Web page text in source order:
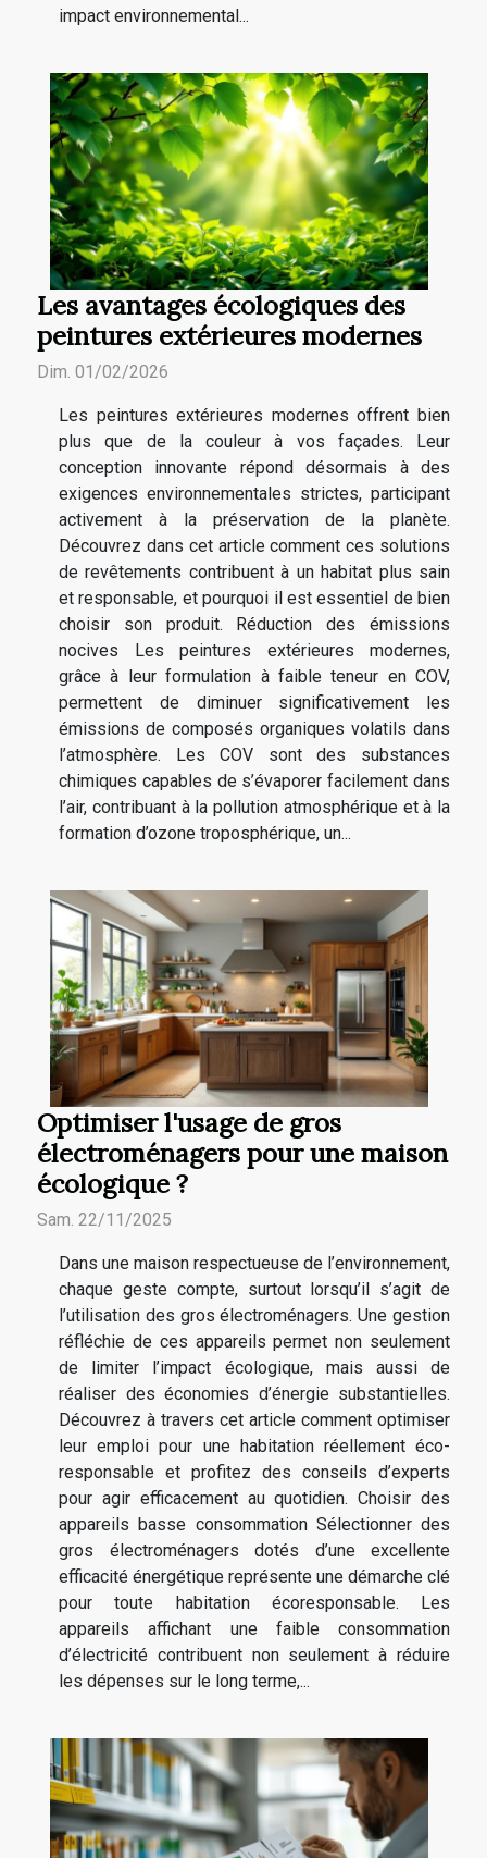
impact environnemental...
Les avantages écologiques des
peintures extérieures modernes
Dim. 01/02/2026
Les peintures extérieures modernes offrent bien
plus que de la couleur à vos façades. Leur
conception innovante répond désormais à des
exigences environnementales strictes, participant
activement à la préservation de la planète.
Découvrez dans cet article comment ces solutions
de revêtements contribuent à un habitat plus sain
et responsable, et pourquoi il est essentiel de bien
choisir son produit. Réduction des émissions
nocives Les peintures extérieures modernes,
grâce à leur formulation à faible teneur en COV,
permettent de diminuer significativement les
émissions de composés organiques volatils dans
l’atmosphère. Les COV sont des substances
chimiques capables de s’évaporer facilement dans
l’air, contribuant à la pollution atmosphérique et à la
formation d’ozone troposphérique, un...
Optimiser l'usage de gros
électroménagers pour une maison
écologique ?
Sam. 22/11/2025
Dans une maison respectueuse de l’environnement,
chaque geste compte, surtout lorsqu’il s’agit de
l’utilisation des gros électroménagers. Une gestion
réfléchie de ces appareils permet non seulement
de limiter l’impact écologique, mais aussi de
réaliser des économies d’énergie substantielles.
Découvrez à travers cet article comment optimiser
leur emploi pour une habitation réellement éco-
responsable et profitez des conseils d’experts
pour agir efficacement au quotidien. Choisir des
appareils basse consommation Sélectionner des
gros électroménagers dotés d’une excellente
efficacité énergétique représente une démarche clé
pour toute habitation écoresponsable. Les
appareils affichant une faible consommation
d’électricité contribuent non seulement à réduire
les dépenses sur le long terme,...